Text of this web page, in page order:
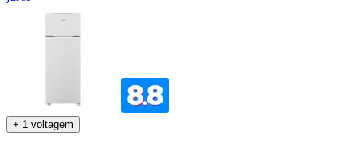
+ 1 voltagem